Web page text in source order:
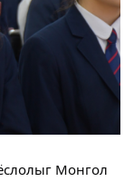
Монгол